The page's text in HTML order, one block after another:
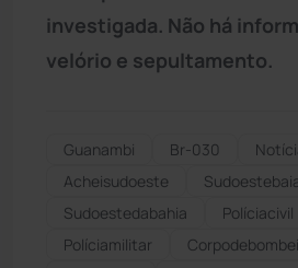
investigada. Não há
velório e sepultamento.
Guanambi Br-030
Acheisudoeste
Sudoestedabahia
Políciacivil
Políciamilitar